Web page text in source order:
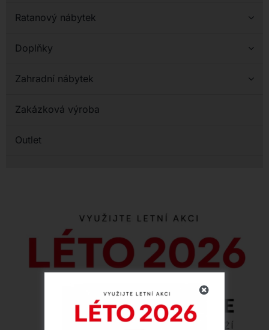
Ratanový nábytek
Doplňky
Zahradní nábytek
Zakázková výroba
Outlet